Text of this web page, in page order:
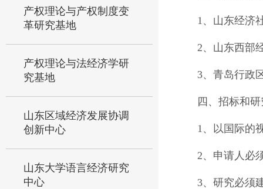
产权理论与产权制度变
革研究基地
产权理论与法经济学研
究基地
山东区域经济发展协调
创新中心
山东大学语言经济研究
中心
1、 山东经济
2、 山东西部
3、 青岛行政
四、招标和
1、以国际的
2、申请人必
3、研究必须